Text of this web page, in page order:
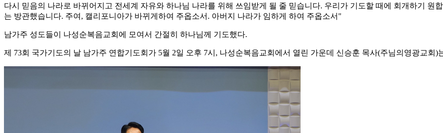
다시 믿음의 나라로 바뀌어지고 전세계 자유와 하나님 나라를 위해 쓰임받게 될 줄 믿습니다. 우리가 기도할 때에 회개하기 원
는 방관했습니다. 주여, 캘리포니아가 바뀌게하여 주옵소서. 아버지 나라가 임하게 하여 주옵소서"
남가주 성도들이 나성순복음교회에 모여서 간절히 하나님께 기도했다.
제 73회 국가기도의 날 남가주 연합기도회가 5월 2일 오후 7시, 나성순복음교회에서 열린 가운데 신승훈 목사(주님의영광교회